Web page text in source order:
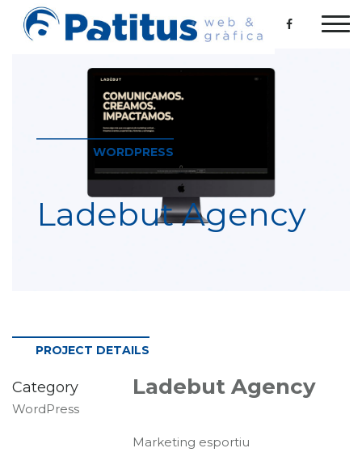
WORDPRESS
Ladebut Agency
PROJECT DETAILS
Category
WordPress
Ladebut Agency
Marketing esportiu